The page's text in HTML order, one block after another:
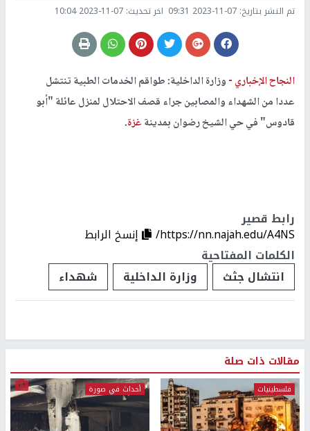
تم النشر بتاريخ: 2023-11-07 09:31 اخر تحديث: 2023-11-07 10:04
النجاح الإخباري -وزارة الداخلية: طواقم الخدمات الطبية تنتشل
عددا من الشهداء والمصابين جراء قصف الاحتلال لمنزل عائلة "أبو
قادوس" في حي الشيخ رضوان بمدينةغزة.
رابط قصير
https://nn.najah.edu/A4NS/
إنسخ الرابط
الكلمات المفتاحية
انتشال جثث
وزارة الداخلية شهداء
مقالات ذات صلة
فلسطينيات أحداث في صورة